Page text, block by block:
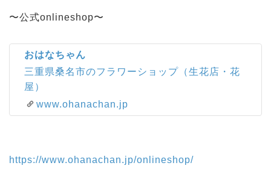
〜公式onlineshop〜
おはなちゃん
三重県桑名市のフラワーショップ（生花店・花
屋）
www.ohanachan.jp
https://www.ohanachan.jp/onlineshop/